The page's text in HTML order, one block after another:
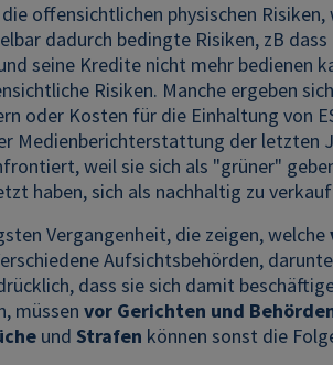
offensichtlichen physischen
dadurch bedingte Risiken, zB
seine Kredite nicht mehr bedienen
Risiken. Manche ergeben
oder Kosten für die Einhaltung von
Medienberichterstattung der
weil sie sich als "grüner"
haben, sich als nachhaltig zu
Vergangenheit, die zeigen, welche
Aufsichtsbehörden,
dass sie sich damit
müssen vor Gerichten und
und Strafen können sonst die